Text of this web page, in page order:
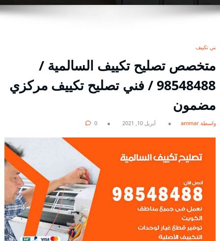
فني تكييف
متخصص تصليح تكييف السالمية /
98548488 / فني تصليح تكييف مركزي
مضمون
بواسطة ammar أبريل 10, 2021 0